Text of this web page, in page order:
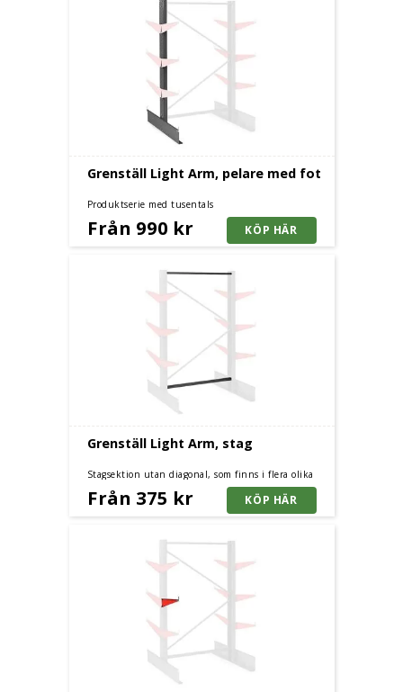
Grenställ Light Arm, pelare med fot
Produktserie med tusentals
Från 990 kr
Grenställ Light Arm, stag
Stagsektion utan diagonal, som finns i flera olika
bredder beroende på hur brett du vill att ditt
grenställ ska vara.
Från 375 kr